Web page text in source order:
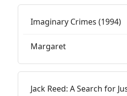
Imaginary Crimes (1994)
Margaret
Jack Reed: A Search for